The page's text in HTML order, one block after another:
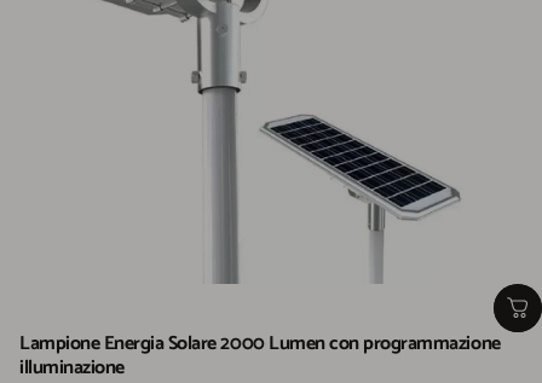
Lampione Energia Solare 2000 Lumen con programmazione
illuminazione